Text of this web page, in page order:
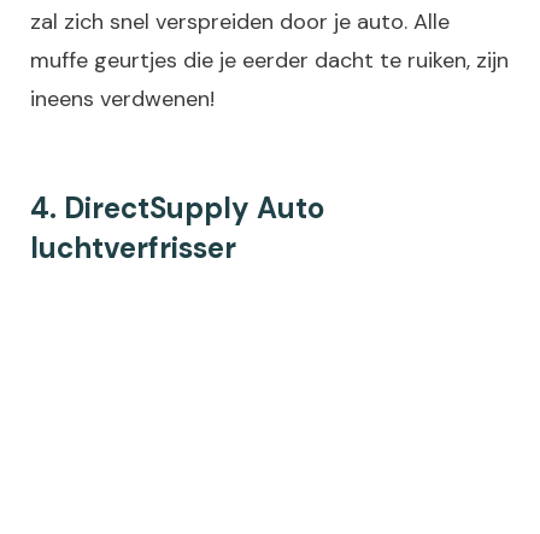
zal zich snel verspreiden door je auto. Alle
muffe geurtjes die je eerder dacht te ruiken, zijn
ineens verdwenen!
4. DirectSupply Auto
luchtverfrisser